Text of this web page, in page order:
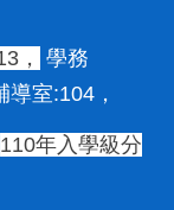
，
學務
導室:104，
110年入學級分